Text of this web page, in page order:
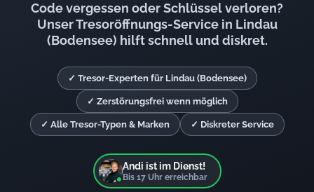
Code vergessen oder Schlüssel verloren?
Unser Tresoröffnungs-Service in Lindau
(Bodensee) hilft schnell und diskret.
✓ Tresor-Experten für Lindau (Bodensee)
✓ Zerstörungsfrei wenn möglich
✓ Alle Tresor-Typen & Marken ✓ Diskreter Service
Andi ist im Dienst!
Bis 17Uhr erreichbar